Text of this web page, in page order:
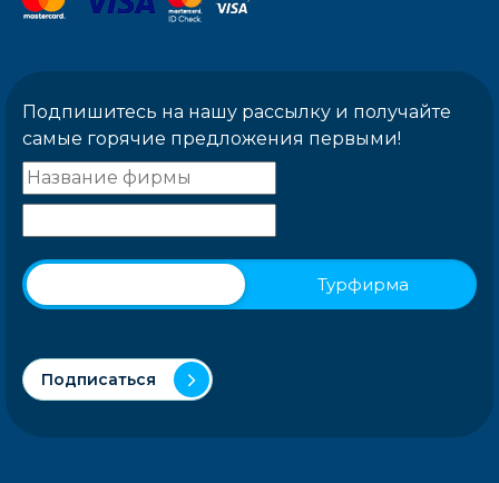
Подпишитесь на нашу рассылку и получайте
самые горячие предложения первыми!
Турфирма
Подписаться